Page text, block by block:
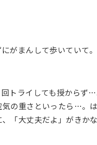
がまんして歩いていて
トライしても授からず…
の重さといったら…。
「大丈夫だよ」がきか